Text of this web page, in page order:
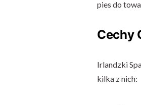
pies do
Cechy
Irlandzki
kilka z nich: